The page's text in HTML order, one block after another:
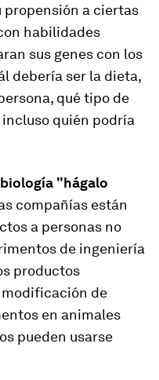
propensión a ciertas
habilidades
sus genes con los
debería ser la dieta,
qué tipo de
quién podría
"hágalo
compañías están
a personas no
de ingeniería
productos
de
en animales
pueden usarse